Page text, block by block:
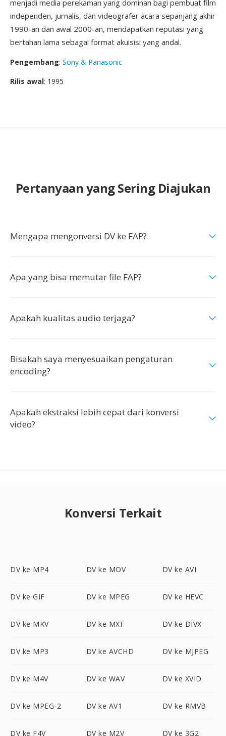
menjadi media perekaman yang dominan bagi pembuat film
independen, jurnalis, dan videografer acara sepanjang akhir
1990-an dan awal 2000-an, mendapatkan reputasi yang
bertahan lama sebagai format akuisisi yang andal.
Pengembang: Sony & Panasonic
Rilis awal: 1995
Pertanyaan yang Sering Diajukan
Mengapa mengonversi DV ke FAP?
Apa yang bisa memutar file FAP?
Apakah kualitas audio terjaga?
Bisakah saya menyesuaikan pengaturan
encoding?
Apakah ekstraksi lebih cepat dari konversi
video?
Konversi Terkait
DV ke MP4 DV ke MOV DV ke AVI
DV ke GIF DV ke MPEG DV ke HEVC
DV ke MKV DV ke MXF DV ke DIVX
DV ke MP3 DV ke AVCHD DV ke MJPEG
DV ke M4V DV ke WAV DV ke XVID
DV ke MPEG-2 DV ke AV1 DV ke RMVB
DV ke F4V DV ke M2V DV ke 3G2